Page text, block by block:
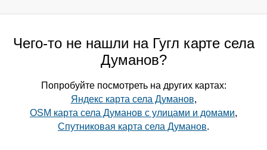
Чего-то не нашли на Гугл карте села
Думанов?
Попробуйте посмотреть на других картах:
Яндекс карта села Думанов,
OSM карта села Думанов с улицами и домами,
Спутниковая карта села Думанов.